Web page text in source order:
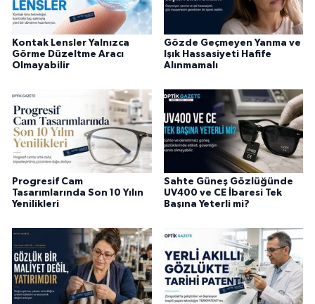
Kontak Lensler Yalnızca
Görme Düzeltme Aracı
Olmayabilir
Gözde Geçmeyen Yanma ve
Işık Hassasiyeti Hafife
Alınmamalı
Progresif Cam
Tasarımlarında Son 10 Yılın
Yenilikleri
Sahte Güneş Gözlüğünde
UV400 ve CE İbaresi Tek
Başına Yeterli mi?